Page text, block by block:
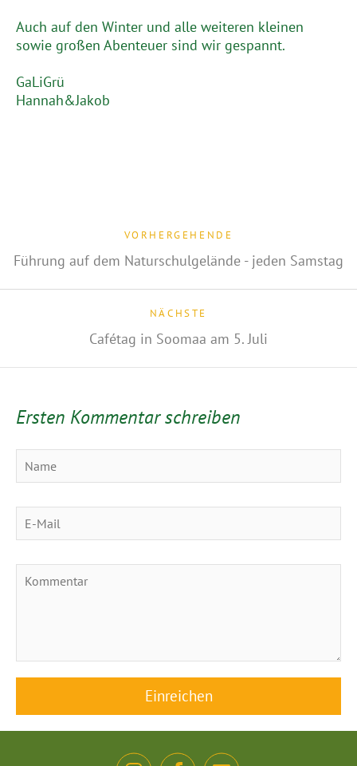
Auch auf den Winter und alle weiteren kleinen
sowie großen Abenteuer sind wir gespannt.
GaLiGrü
Hannah&Jakob
VORHERGEHENDE
Führung auf dem Naturschulgelände - jeden Samstag
NÄCHSTE
Cafétag in Soomaa am 5. Juli
Ersten Kommentar schreiben